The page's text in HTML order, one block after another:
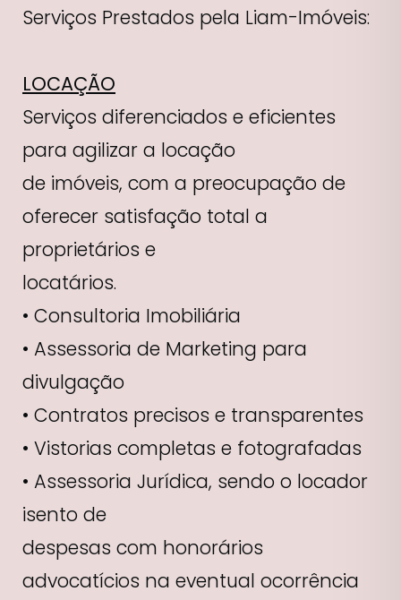
Serviços Prestados pela Liam-Imóveis:
LOCAÇÃO
Serviços diferenciados e eficientes
para agilizar a locação
de imóveis, com a preocupação de
oferecer satisfação total a
proprietários e
locatários.
• Consultoria Imobiliária
• Assessoria de Marketing para
divulgação
• Contratos precisos e transparentes
• Vistorias completas e fotografadas
• Assessoria Jurídica, sendo o locador
isento de
despesas com honorários
advocatícios na eventual ocorrência